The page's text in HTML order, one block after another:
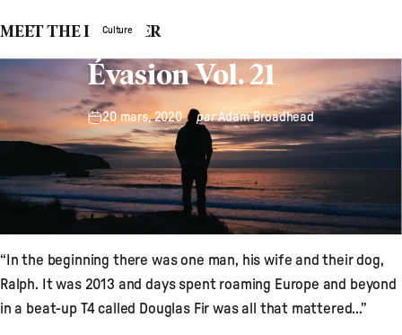
Culture
Évasion Vol. 21
20 mars, 2020 parAdam Broadhead
MEET THE FOUNDER
“In the beginning there was one man, his wife and their dog,
Ralph. It was 2013 and days spent roaming Europe and beyond
in a beat-up T4 called Douglas Fir was all that mattered...”